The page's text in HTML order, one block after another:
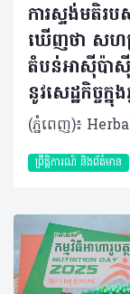
ការស្ទង់មតិ
ឃើញថា សហ
តំបន់អាស៊ីប៉ាស៊ី
នូវសេដ្ឋកិច្ចក្នុ
ព្រឹត្តិការណ៍ និងព័ត៌មាន